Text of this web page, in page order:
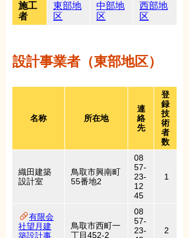
施工
者
東部地
区
中部地
区
西部地
区
設計事業者（東部地区）
名称 所在地
連
絡
先
登
録
技
術
者
数
織田建築
設計室
鳥取市興南町
55番地2
08
57-
23-
12
45
1
有限会
社望月建
築設計事
鳥取市西町一
丁目452-2
08
57-
23-
2